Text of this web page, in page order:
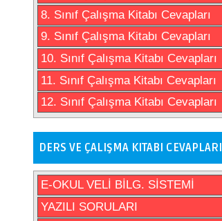
8. Sınıf Çalışma Kitabı Cevapları
9. Sınıf Çalışma Kitabı Cevapları
10. Sınıf Çalışma Kitabı Cevapları
11. Sınıf Çalışma Kitabı Cevapları
12. Sınıf Çalışma Kitabı Cevapları
DERS VE ÇALIŞMA KITABI CEVAPLARI
E-OKUL VELİ BİLG. SİSTEMİ
YAZILI SORULARI